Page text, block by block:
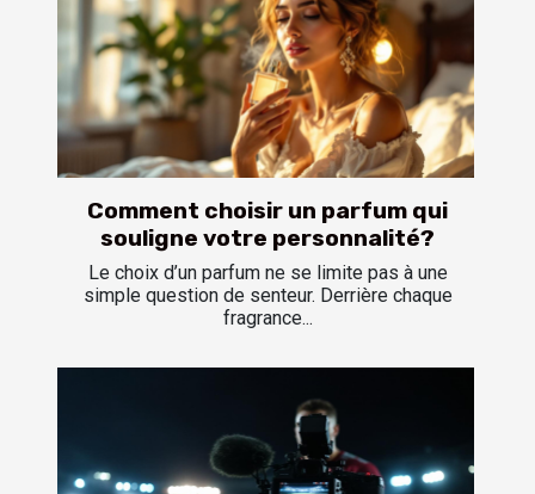
Comment choisir un parfum qui
souligne votre personnalité?
Le choix d’un parfum ne se limite pas à une
simple question de senteur. Derrière chaque
fragrance...